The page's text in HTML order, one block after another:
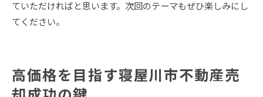
ていただければと思います。次回のテーマもぜひ楽しみにし
てください。
高価格を目指す寝屋川市不動産売